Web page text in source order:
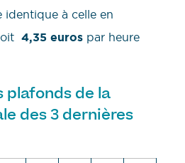
identique à celle en
4,35 euros par heure
plafonds de la
des 3 dernières